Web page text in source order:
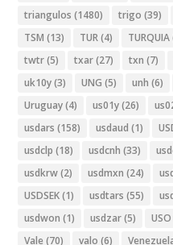
triangulos (1480) trigo (39)
TSM (13) TUR(4) TURQUIA
twtr(5) txar(27) txn (7)
uk10y(3) UNG (5) unh (6)
Uruguay(4) us01y(26)
usdars (158) usdaud (1)
usdclp (18) usdcnh (33)
usdkrw(2) usdmxn (24)
USDSEK(1) usdtars (55)
usdwon (1) usdzar(5) USO
Vale (70) valo (6)